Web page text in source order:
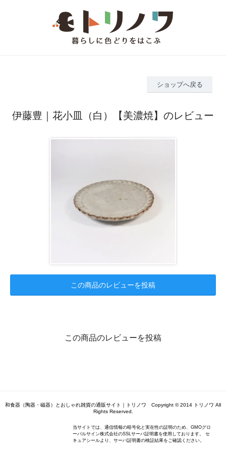
ショップへ戻る
伊藤豊｜花小皿（白）【美濃焼】のレビュー
この商品のレビューを投稿
この商品のレビューを投稿
和食器（陶器・磁器）とおしゃれ雑貨の通販サイト｜トリノワ Copyright © 2014 トリノワ All
Rights Reserved.
当サイトでは、通信情報の暗号化と実在性の証明のため、GMOグロ
ーバルサイン株式会社のSSLサーバ証明書を使用しております。 セ
キュアシールより、サーバ証明書の検証結果をご確認ください。